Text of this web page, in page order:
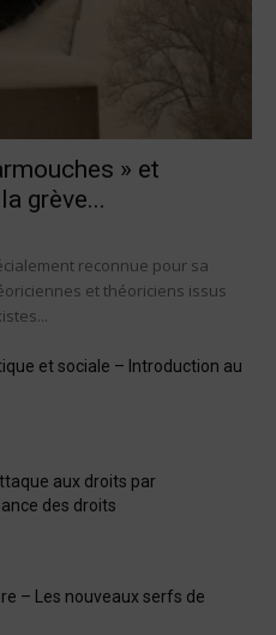
» et
grève...
reconnue pour sa
et théoriciens issus
et sociale – Introduction au
aux droits par
des droits
– Les nouveaux serfs de